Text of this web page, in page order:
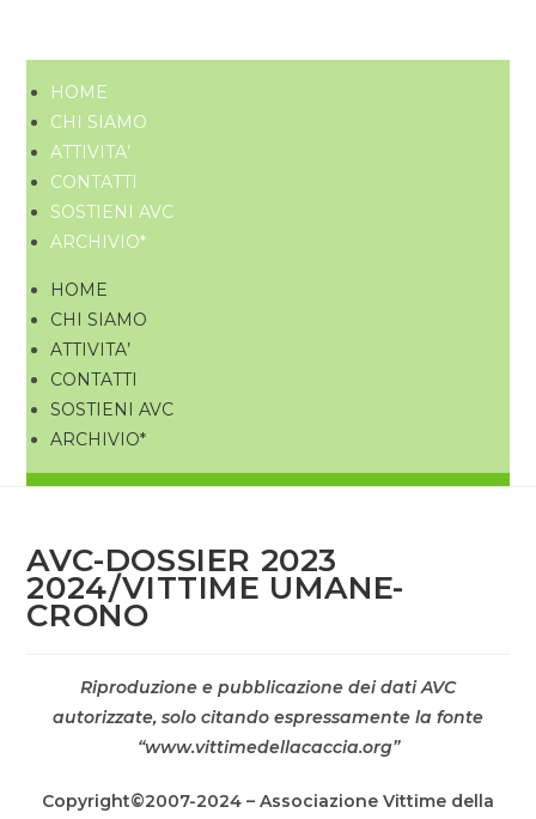
HOME
CHI SIAMO
ATTIVITA’
CONTATTI
SOSTIENI AVC
ARCHIVIO*
HOME
CHI SIAMO
ATTIVITA’
CONTATTI
SOSTIENI AVC
ARCHIVIO*
AVC-DOSSIER 2023
2024/VITTIME UMANE-
CRONO
Riproduzione e pubblicazione dei dati AVC
autorizzate, solo citando espressamente la fonte
“www.vittimedellacaccia.org”
Copyright©2007-2024 – Associazione Vittime della